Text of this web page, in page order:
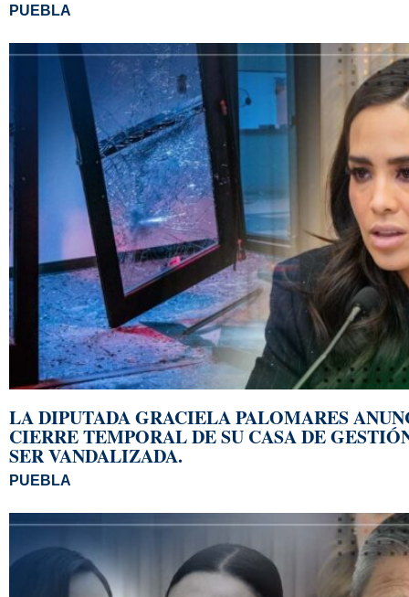
PUEBLA
LA DIPUTADA GRACIELA PALOMARES
CIERRE TEMPORAL DE SU CASA DE
SER VANDALIZADA.
PUEBLA